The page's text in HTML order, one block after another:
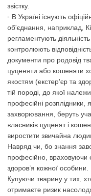
звістку.
⁃ В Україні існують
об’єднання, наприклад,
регламентують
контролюють
документи про родовід
цуценяти або кошеняти
якостям (екстер’єр та
тій породі, до якої
професійні розплідники,
захворювання, беруть
власників цуценят і
виростити звичайна
Навряд чи, бо знання
професійно, враховуючи
здоров’я кожної особини.
Купуючи тварину у тих,
отримаєте ризик